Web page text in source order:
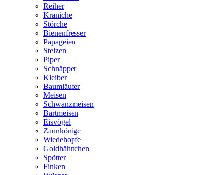
Reiher
Kraniche
Störche
Bienenfresser
Papageien
Stelzen
Piper
Schnäpper
Kleiber
Baumläufer
Meisen
Schwanzmeisen
Bartmeisen
Eisvögel
Zaunkönige
Wiedehopfe
Goldhähnchen
Spötter
Finken